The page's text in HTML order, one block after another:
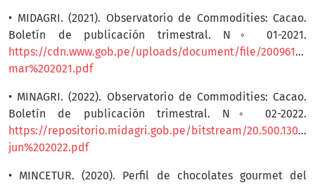
• MIDAGRI. (2021). Observatorio de Commodities: Cacao.
Boletín de publicación trimestral. N◦ 01-2021.
https://cdn.www.gob.pe/uploads/document/file/2009611/
mar%202021.pdf
• MINAGRI. (2022). Observatorio de Commodities: Cacao.
Boletín de publicación trimestral. N◦ 02-2022.
https://repositorio.midagri.gob.pe/bitstream/20.500.13036/
jun%202022.pdf
• MINCETUR. (2020). Perfil de chocolates gourmet del